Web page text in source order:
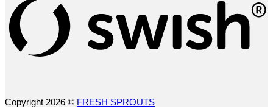
Copyright 2026 © FRESH SPROUTS